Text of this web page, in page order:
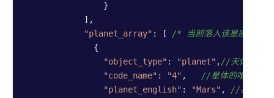
                }
            ],
"planet_array" : [ /* 当前落入该星座的星
              {
"object_type" : "planet" ,//天体类型
"code_name" : "4" , //星体的唯一标识
"planet_english" : "Mars" , //星体英